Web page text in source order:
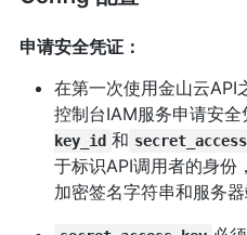
申请安全凭证：
在第一次使用金山云API
控制台IAM服务申请安
key_id 和
于标识API调用者的身份，
加密签名字符串和服务